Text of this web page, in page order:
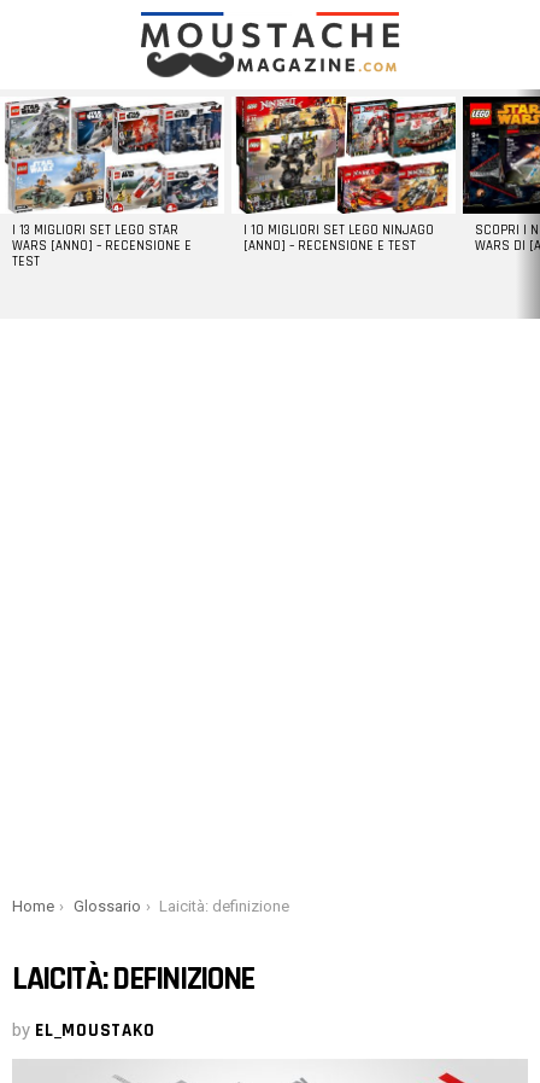
LATEST
STORIES
I 13 MIGLIORI SET LEGO STAR
WARS [ANNO] – RECENSIONE E
TEST
I 10 MIGLIORI SET LEGO NINJAGO
[ANNO] – RECENSIONE E TEST
SCOPRI I
WARS DI
You are here:
Home Glossario Laicità: definizione
LAICITÀ: DEFINIZIONE
by EL_MOUSTAKO